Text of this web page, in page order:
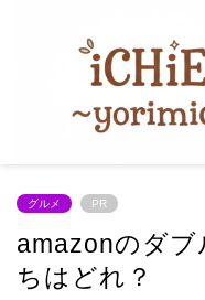
グルメ PR
amazonのダブ
ちはどれ？